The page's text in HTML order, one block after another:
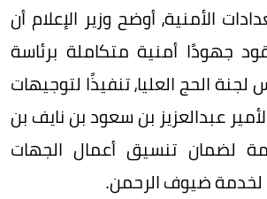
الأمنية، أوضح وزير الإعلام أن
جهودًا أمنية متكاملة برئاسة
لجنة الحج العليا، تنفيذًا لتوجيهات
عبدالعزيز بن سعود بن نايف بن
لضمان تنسيق أعمال الجهات
لخدمة ضيوف الرحمن.